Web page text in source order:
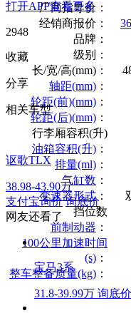
厂商指导价：
经销商报价：
品牌：
级别：
长/宽/高(mm)：
轴距(mm) ：
轮距(前)(mm) ：
轮距(后)(mm) ：
行李厢容积(升)
油箱容积(升) ：
排量(ml) ：
气缸数 ：
变速器形式：
挡位数
前制动器 ：
100公里加速时间
(s) ：
整车整备质量(kg) ：
打开APP查看更多
2948
收藏
分享
相关车型
讴歌TLX
38.98-43.90万
支付宝询价 询底价
网友还看了
宝马3系
31.8-39.99万 询底价